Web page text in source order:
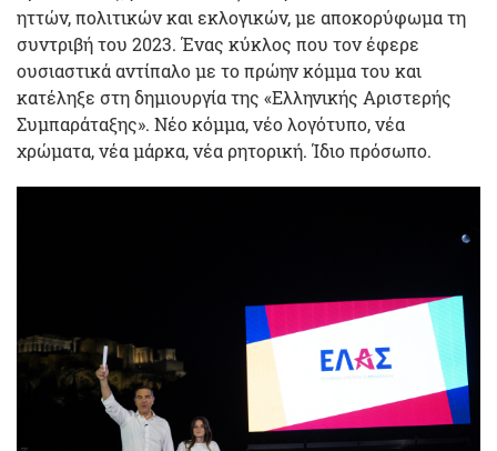
ηττών, πολιτικών και εκλογικών, με αποκορύφωμα τη
συντριβή του 2023. Ένας κύκλος που τον έφερε
ουσιαστικά αντίπαλο με το πρώην κόμμα του και
κατέληξε στη δημιουργία της «Ελληνικής Αριστερής
Συμπαράταξης». Νέο κόμμα, νέο λογότυπο, νέα
χρώματα, νέα μάρκα, νέα ρητορική. Ίδιο πρόσωπο.